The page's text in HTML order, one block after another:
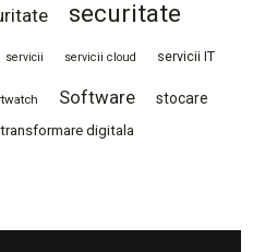
securitate
servicii servicii cloud servicii IT
Software stocare
transformare digitala